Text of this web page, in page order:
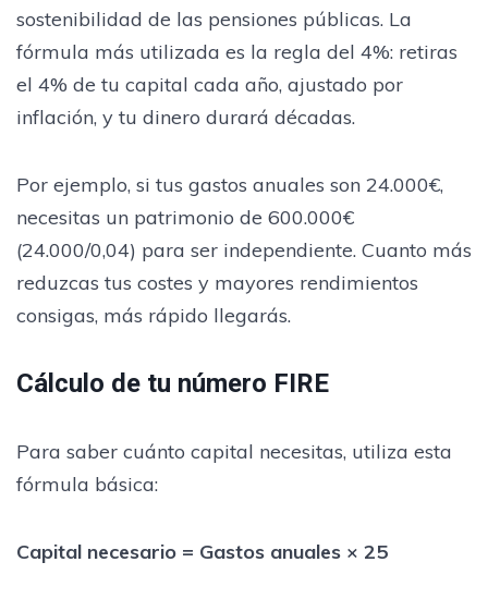
sostenibilidad de las pensiones públicas. La
fórmula más utilizada es la regla del 4%: retiras
el 4% de tu capital cada año, ajustado por
inflación, y tu dinero durará décadas.
Por ejemplo, si tus gastos anuales son 24.000€,
necesitas un patrimonio de 600.000€
(24.000/0,04) para ser independiente. Cuanto más
reduzcas tus costes y mayores rendimientos
consigas, más rápido llegarás.
Cálculo de tu número FIRE
Para saber cuánto capital necesitas, utiliza esta
fórmula básica:
Capital necesario = Gastos anuales × 25